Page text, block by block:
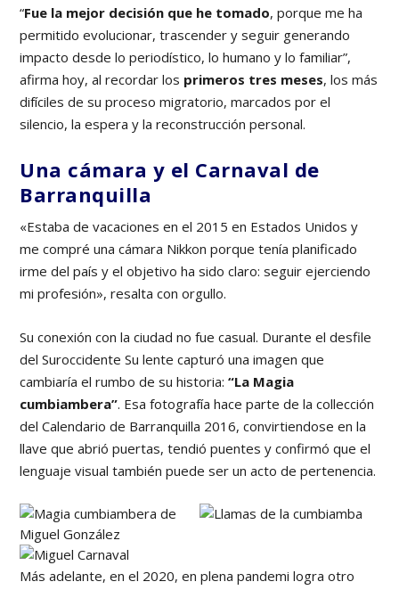
“Fue la mejor decisión que he tomado, porque me ha
permitido evolucionar, trascender y seguir generando
impacto desde lo periodístico, lo humano y lo familiar”,
afirma hoy, al recordar los primeros tres meses, los más
difíciles de su proceso migratorio, marcados por el
silencio, la espera y la reconstrucción personal.
Una cámara y el Carnaval de
Barranquilla
«Estaba de vacaciones en el 2015 en Estados Unidos y
me compré una cámara Nikkon porque tenía planificado
irme del país y el objetivo ha sido claro: seguir ejerciendo
mi profesión», resalta con orgullo.
Su conexión con la ciudad no fue casual. Durante el desfile
del Suroccidente Su lente capturó una imagen que
cambiaría el rumbo de su historia:“La Magia
cumbiambera”. Esa fotografía hace parte de la collección
del Calendario de Barranquilla 2016, convirtiendose en la
llave que abrió puertas, tendió puentes y confirmó que el
lenguaje visual también puede ser un acto de pertenencia.
Más adelante, en el 2020, en plena pandemi logra otro